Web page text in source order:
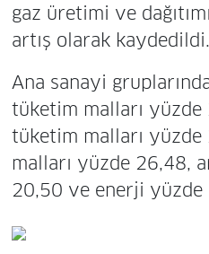
gaz üretimi ve
artış olarak kaydedildi.
Ana sanayi
tüketim malları yüzde
tüketim malları
malları yüzde 26,48,
20,50 ve enerji yüzde